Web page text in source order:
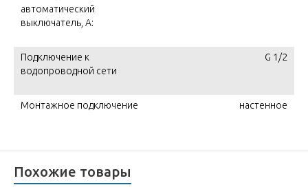
автоматический
выключатель, A:
Подключение к
водопроводной сети
G 1/2
Монтажное подключение настенное
Похожие товары